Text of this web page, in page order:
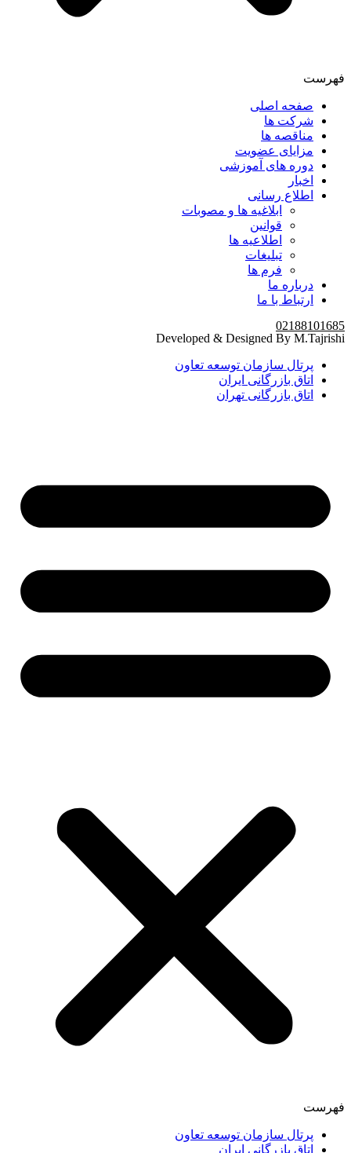
فهرست
صفحه اصلی
شرکت ها
مناقصه ها
مزایای عضویت
دوره های آموزشی
اخبار
اطلاع رسانی
ابلاغیه ها و مصوبات
قوانین
اطلاعیه ها
تبلیغات
فرم ها
درباره ما
ارتباط با ما
02188101685
Developed & Designed By M.Tajrishi
پرتال سازمان توسعه تعاون
اتاق بازرگانی ایران
اتاق بازرگانی تهران
فهرست
پرتال سازمان توسعه تعاون
اتاق بازرگانی ایران